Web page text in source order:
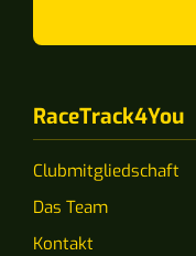
RaceTrack4You
Clubmitgliedschaft
Das Team
Kontakt